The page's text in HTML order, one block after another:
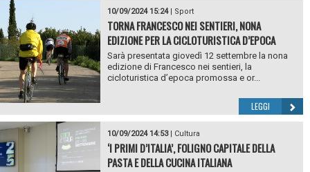
10/09/2024 15:24| Sport
TORNA FRANCESCO NEI SENTIERI, NONA
EDIZIONE PER LA CICLOTURISTICA D’EPOCA
Sarà presentata giovedì 12 settembre la nona
edizione di Francesco nei sentieri, la
cicloturistica d’epoca promossa e or...
LEGGI
10/09/2024 14:53| Cultura
‘I PRIMI D’ITALIA’, FOLIGNO CAPITALE DELLA
PASTA E DELLA CUCINA ITALIANA